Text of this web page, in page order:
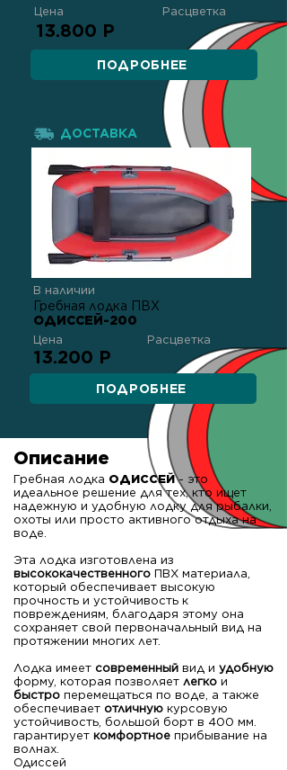
Цена Расцветка
13.800 Р
ПОДРОБНЕЕ
ДОСТАВКА
В наличии
Гребная лодка ПВХ
ОДИССЕЙ-200
Цена
13.200 Р
Расцветка
ПОДРОБНЕЕ
Описание
Гребная лодка ОДИССЕЙ- это
идеальное решение для тех, кто ищет
надежную и удобную лодку для рыбалки,
охоты или просто активного отдыха на
воде.
Эта лодка изготовлена из
высококачественного ПВХ материала,
который обеспечивает высокую
прочность и устойчивость к
повреждениям, благодаря этому она
сохраняет свой первоначальный вид на
протяжении многих лет.
Лодка имеет современный вид и удобную
форму, которая позволяет легко и
быстро перемещаться по воде, а также
обеспечивает отличную курсовую
устойчивость, большой борт в 400 мм.
гарантирует комфортное прибывание на
волнах.
Одиссей